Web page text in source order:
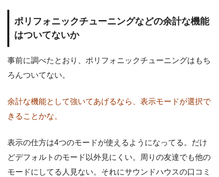
ポリフォニックチューニングなどの余計な機能
はついてないか
事前に調べたとおり、ポリフォニックチューニングはもち
ろんついてない。
余計な機能として強いてあげるなら、表示モードが選択で
きることかな。
表示の仕方は4つのモードが使えるようになってる。だけ
どデフォルトのモード以外見にくい。周りの友達でも他の
モードにしてる人見ない。それにサウンドハウスの口コミ